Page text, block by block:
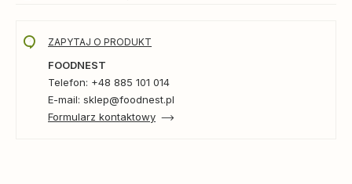
ZAPYTAJ O PRODUKT
FOODNEST
Telefon: +48 885 101 014
E-mail: sklep@foodnest.pl
Formularz kontaktowy